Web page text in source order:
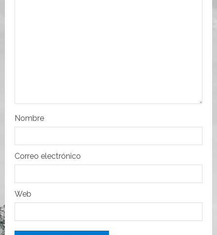
r
a
d
a
s
Nombre
Correo electrónico
Web